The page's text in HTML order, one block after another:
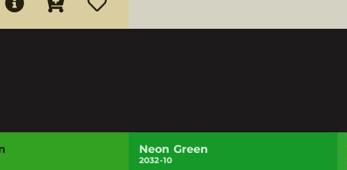
Neon Green
2032-10